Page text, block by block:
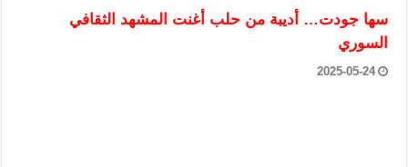
الرئيس الشرع يستقبل وفداً من أعضاء مجلسي النواب والشيوخ
المركزي يحذر من التعامل بالعملات الرقمية: غير قانونية وتنطوي على
سها جودت… أديبة من حلب أغنت المشهد الثقافي
السوري
2025-05-24